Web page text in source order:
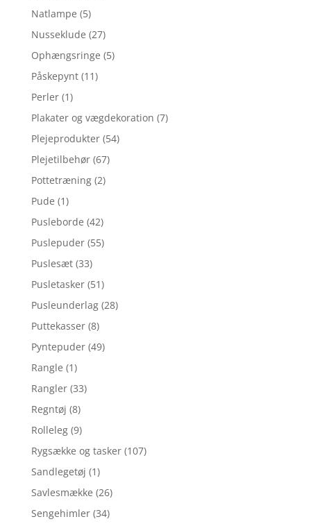
Natlampe (5)
Nusseklude (27)
Ophængsringe (5)
Påskepynt (11)
Perler (1)
Plakater og vægdekoration (7)
Plejeprodukter (54)
Plejetilbehør (67)
Pottetræning (2)
Pude (1)
Pusleborde (42)
Puslepuder (55)
Puslesæt (33)
Pusletasker (51)
Pusleunderlag (28)
Puttekasser (8)
Pyntepuder (49)
Rangle (1)
Rangler (33)
Regntøj (8)
Rolleleg (9)
Rygsække og tasker (107)
Sandlegetøj (1)
Savlesmække (26)
Sengehimler (34)